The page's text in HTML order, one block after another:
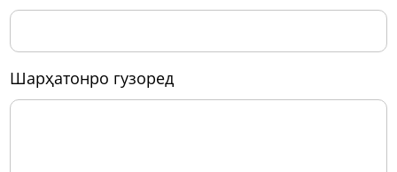
шарҳатонро гузоред